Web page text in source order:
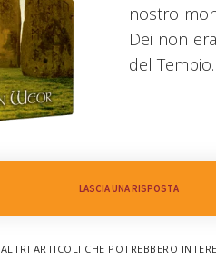
nostro
Dei non
del Tempio.
LASCIA UNA RISPOSTA
ALTRI ARTICOLI CHE POTREBBERO